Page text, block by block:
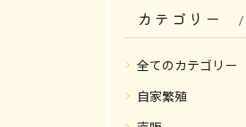
カテゴリー
全てのカテゴリー
自家繁殖